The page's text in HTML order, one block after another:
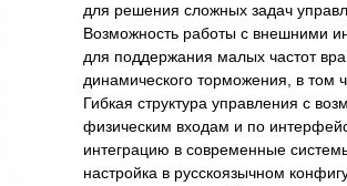
для решения сложных задач
Возможность работы с внешними
для поддержания малых частот
динамического торможения, в том
Гибкая структура управления с
физическим входам и по
интеграцию в современные
настройка в русскоязычном